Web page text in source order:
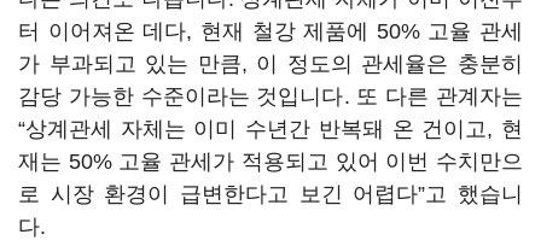
터 이어져온 데다, 현재 철강 제품에 50% 고율 관세
가 부과되고 있는 만큼, 이 정도의 관세율은 충분히
감당 가능한 수준이라는 것입니다. 또 다른 관계자는
“상계관세 자체는 이미 수년간 반복돼 온 건이고, 현
재는 50% 고율 관세가 적용되고 있어 이번 수치만으
로 시장 환경이 급변한다고 보긴 어렵다”고 했습니
다.